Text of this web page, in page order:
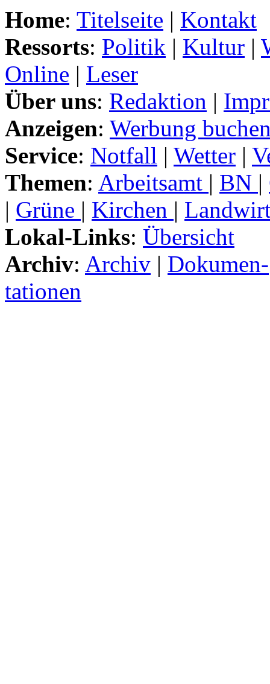
Home: Titelseite | Kontakt
Ressorts: Politik | Kultur |
Online | Leser
Über uns: Redaktion |
Anzeigen: Werbung
Service: Notfall | Wetter |
Themen: Arbeitsamt | BN |
| Grüne | Kirchen |
Lokal-Links: Übersicht
Archiv: Archiv | Dokumen-
tationen